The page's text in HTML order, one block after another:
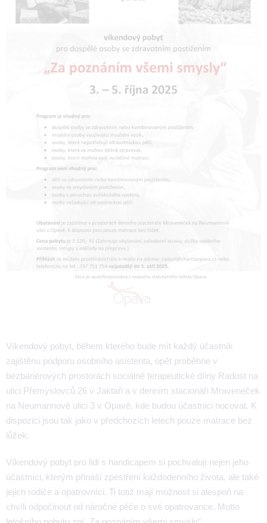
Víkendový pobyt, během kterého bude mít každý účastník
zajištěnu podporu osobního asistenta, opět proběhne v
bezbariérových prostorách sociálně terapeutické dílny Radost na
ulici Přemyslovců 26 v Jaktaři a v denním stacionáři Mraveneček
na Neumannově ulici 3 v Opavě, kde budou účastnici nocovat. K
dispozici jsou tak jako v předchozích letech pouze matrace bez
lůžek.
Víkendový pobyt pro lidi s handicapem si pochvalují nejen jeho
účastníci, kterým přináší zpestření každodenního života, ale také
jejich rodiče a opatrovníci. Ti totiž mají možnost si alespoň na
chvíli odpočinout od náročné péče o své opatrovance. Motto